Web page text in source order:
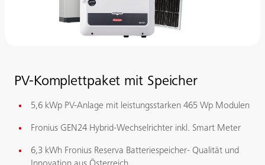
PV-Komplettpaket mit Speicher
5,6 kWp PV-Anlage mit leistungsstarken 465 Wp Modulen
Fronius GEN24 Hybrid-Wechselrichter inkl. Smart Meter
6,3 kWh Fronius Reserva Batteriespeicher- Qualität und